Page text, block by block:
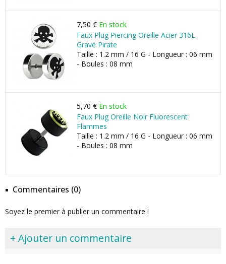
7,50 € En stock
Faux Plug Piercing Oreille Acier 316L
Gravé Pirate
Taille : 1.2 mm / 16 G - Longueur : 06 mm
- Boules : 08 mm
5,70 € En stock
Faux Plug Oreille Noir Fluorescent
Flammes
Taille : 1.2 mm / 16 G - Longueur : 06 mm
- Boules : 08 mm
Commentaires (0)
Soyez le premier à publier un commentaire !
+ Ajouter un commentaire